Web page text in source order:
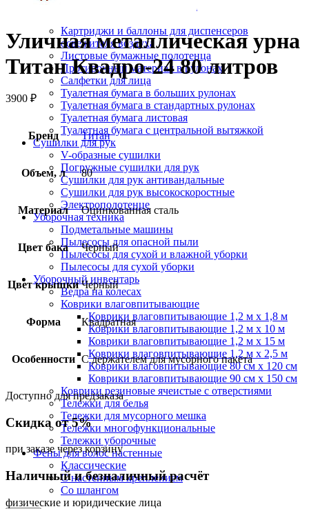
Картриджи и баллоны для диспенсеров
освежителя воздуха
Листовые бумажные полотенца
Протирочный материал в рулонах
Салфетки для лица
Туалетная бумага в больших рулонах
Туалетная бумага в стандартных рулонах
Туалетная бумага листовая
Туалетная бумага с центральной вытяжкой
Сушилки для рук
V-образные сушилки
Погружные сушилки для рук
Сушилки для рук антивандальные
Сушилки для рук высокоскоростные
Электрополотенце
Уборочная техника
Подметальные машины
Пылесосы для опасной пыли
Пылесосы для сухой и влажной уборки
Пылесосы для сухой уборки
Уборочный инвентарь
Ведра на колесах
Коврики влаговпитывающие
Коврики влаговпитывающие 1,2 м х 1,8 м
Коврики влаговпитывающие 1,2 м х 10 м
Коврики влаговпитывающие 1,2 м х 15 м
Коврики влаговпитывающие 1,2 м х 2,5 м
Коврики влаговпитывающие 80 см х 120 см
Коврики влаговпитывающие 90 см х 150 см
Коврики резиновые ячеистые с отверстиями
Тележки для белья
Тележки для мусорного мешка
Тележки многофункциональные
Тележки уборочные
Фены для волос настенные
Классические
С настенным креплением
Со шлангом
Уличная металлическая урна
Титан Квадро-24 80 литров
3900 ₽
Бренд Титан
Объем, л 80
Материал Оцинкованная сталь
Цвет бака Черный
Цвет крышки Черный
Форма Квадратная
Особенности С держателем для мусорного пакета
Доступно для предзаказа
Скидка от 5%
при заказе через корзину
Наличный и безналичный расчёт
физические и юридические лица